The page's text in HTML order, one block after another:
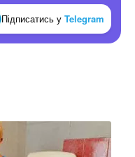
Підписатись у Telegram